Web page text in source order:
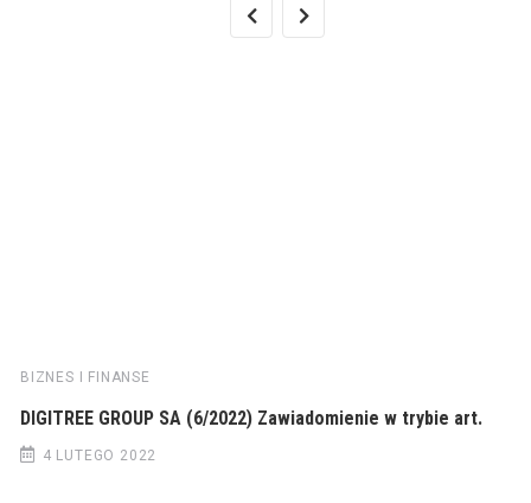
BIZNES I FINANSE
DIGITREE GROUP SA (6/2022) Zawiadomienie w trybie art.
4 LUTEGO 2022